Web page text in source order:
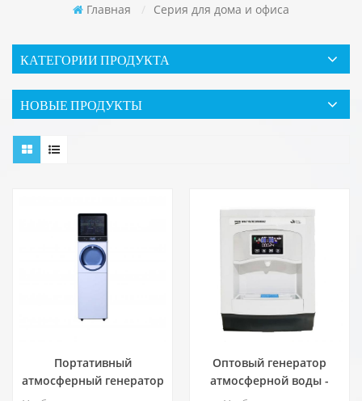
Главная / Серия для дома и офиса
КАТЕГОРИИ ПРОДУКТА
НОВЫЕ ПРОДУКТЫ
Портативный
атмосферный генератор
Оптовый генератор
атмосферной воды -